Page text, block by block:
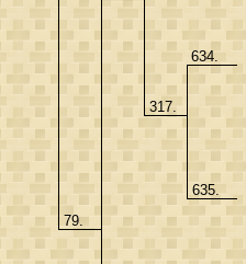
79.
317.
634.
635.